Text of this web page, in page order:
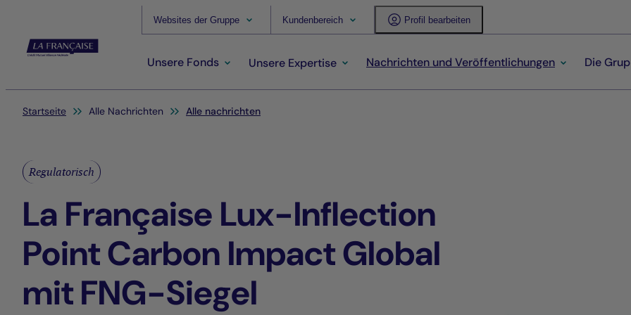
Websites der Gruppe Kundenbereich Profil bearbeiten
Unsere Fonds Unsere Expertise Nachrichten und Veröffentlichungen Die
Sie befinden sich hier:
Startseite Alle Nachrichten Alle nachrichten
Regulatorisch
La Française Lux-Inflection
Point Carbon Impact Global
mit FNG-Siegel